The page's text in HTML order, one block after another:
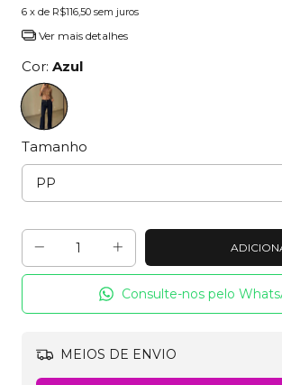
6 x de R$116,50 sem juros
Ver mais detalhes
Cor: Azul
Tamanho
Consulte-nos pelo
MEIOS DE ENVIO